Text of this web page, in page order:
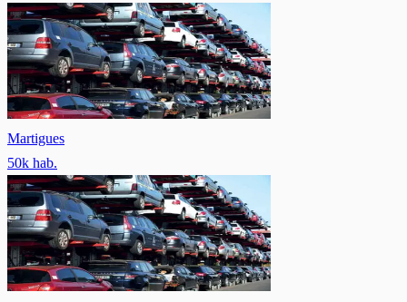
Martigues
50k hab.